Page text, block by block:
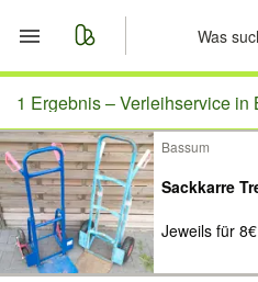
Start
Merkliste
Nachrichten
Anzeige aufgeben
1 Ergebnis –Verleihservice in
Bassum
Sackkarre
Jeweils für